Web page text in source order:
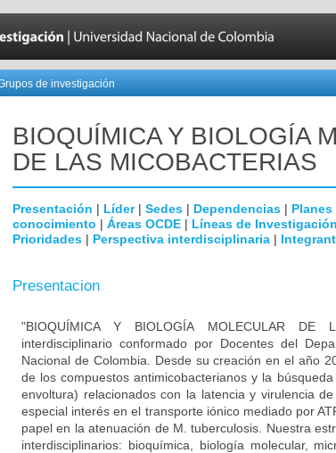
de investigación
BIOQUÍMICA Y BIOLOGÍA
DE LAS MICOBACTERIAS
Presentación | Líder| Sedes | Dependencias |
conocimiento | Áreas OCDE | Líneas de Investigación
Prioridades | Perspectiva interdisciplinaria |
Presentacion
"BIOQUÍMICA Y BIOLOGÍA MOLECULAR DE
interdisciplinario conformado por Docentes del
Nacional de Colombia. Desde su creación en el año
de los compuestos antimicobacterianos y la
envoltura) relacionados con la latencia y virulencia
especial interés en el transporte iónico mediado por
papel en la atenuación de M. tuberculosis. Nuestra
interdisciplinarios: bioquímica, biología molecular,